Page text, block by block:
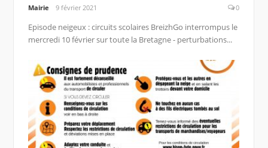
Mairie 9 février 2021 0
Episode neigeux : circuits scolaires BreizhGo interrompus le
mercredi 10 février sur toute la Bretagne - perturbations...